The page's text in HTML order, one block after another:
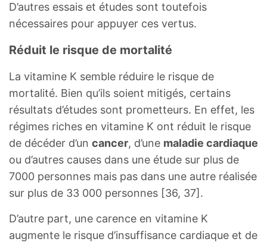
D’autres essais et études sont toutefois
nécessaires pour appuyer ces vertus.
Réduit le risque de mortalité
La vitamine K semble réduire le risque de
mortalité. Bien qu’ils soient mitigés, certains
résultats d’études sont prometteurs. En effet, les
régimes riches en vitamine K ont réduit le risque
de décéder d’un cancer, d’une maladie cardiaque
ou d’autres causes dans une étude sur plus de
7000 personnes mais pas dans une autre réalisée
sur plus de 33 000 personnes [36, 37].
D’autre part, une carence en vitamine K
augmente le risque d’insuffisance cardiaque et de